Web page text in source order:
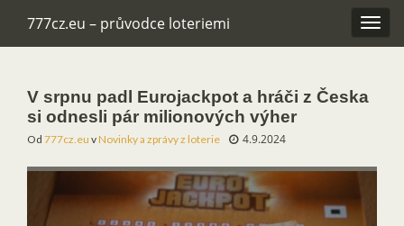
777cz.eu – průvodce loteriemi
V srpnu padl Eurojackpot a hráči z Česka
si odnesli pár milionových výher
Od 777cz.eu vNovinky a zprávy z loterie 4.9.2024